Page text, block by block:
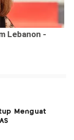
Menguat